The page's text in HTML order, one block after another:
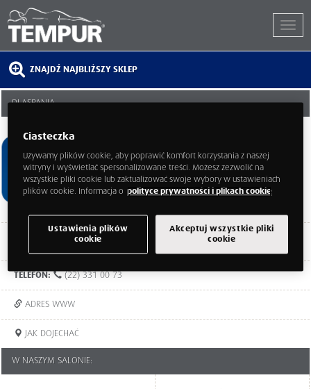
ZNAJDŹ NAJBLIŻSZY SKLEP
DLASPANIA
Warszawa
mazowieckie
03-286
Poniedziałek - sobota: 10:00 - 21:00
TELEFON: (22) 331 00 73
ADRES WWW
JAK DOJECHAĆ
W NASZYM SALONIE:
Ciasteczka
Używamy plików cookie, aby poprawić komfort korzystania z naszej
witryny i wyświetlać spersonalizowane treści. Możesz zezwolić na
wszystkie pliki cookie lub zaktualizować swoje wybory w ustawieniach
plików cookie. Informacja o polityce prywatności i plikach cookie
Akceptuj wszystkie pliki
cookie
Ustawienia plików
cookie